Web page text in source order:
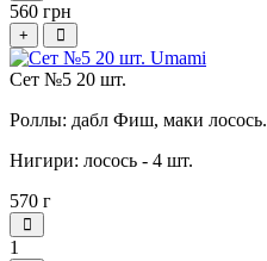
560 грн
+
Сет №5 20 шт.
Роллы: дабл Фиш, маки лосось.
Нигири: лосось - 4 шт.
570 г
1